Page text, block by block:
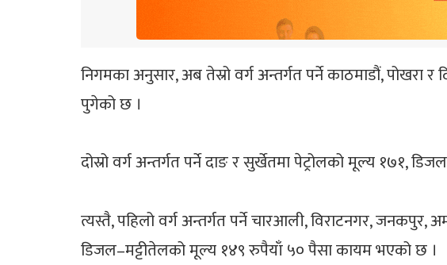
निगमका अनुसार, अब तेस्रो वर्ग अन्तर्गत पर्ने काठमाडौं,
पुगेको छ ।
दोस्रो वर्ग अन्तर्गत पर्ने दाङ र सुर्खेतमा पेट्रोलको मूल्य १७१,
त्यस्तै, पहिलो वर्ग अन्तर्गत पर्ने चारआली, विराटनगर,
डिजल–मट्टीतेलको मूल्य १४९ रुपैयाँ ५० पैसा कायम भएको छ ।